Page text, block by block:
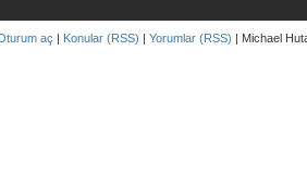
aç | Konular (RSS) | Yorumlar (RSS) | Michael